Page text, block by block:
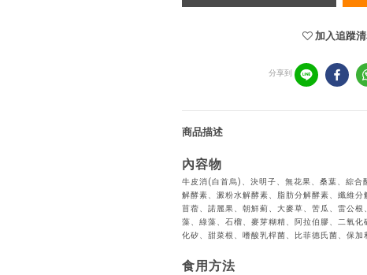
加入追蹤
分享到
商品描述
內容物
牛皮消(白首烏)、決明子、無花果、桑葉、綜合
解酵素、澱粉水解酵素、脂肪分解酵素、纖維
苜蓿、諾麗果、朝鮮薊、大麥草、苦瓜、雷公
藻、綠藻、石榴、麥芽糊精、阿拉伯膠、二氧
化矽、甜菜根、嗜酸乳桿菌、比菲德氏菌、保加
食用方法